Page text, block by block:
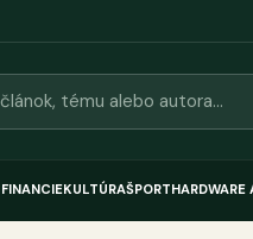
KULTÚRAŠPORTHARDWARE